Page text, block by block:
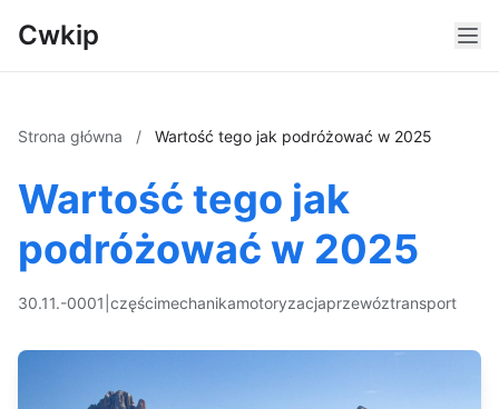
Cwkip
Strona główna / Wartość tego jak podróżować w 2025
Wartość tego jak
podróżować w 2025
30.11.-0001 częścimechanikamotoryzacjaprzewóztransport